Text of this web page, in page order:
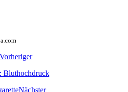
Vorheriger
Bluthochdruck
Nächster